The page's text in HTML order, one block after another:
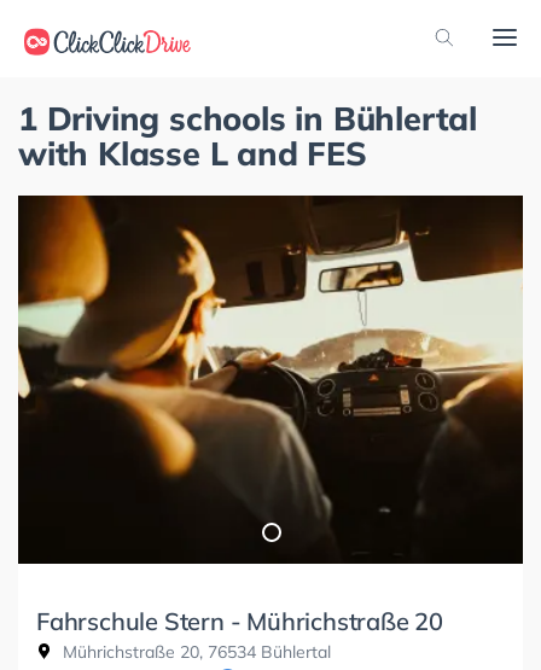
1 Driving schools in Bühlertal
with Klasse L and FES
Fahrschule Stern - Mührichstraße 20
Mührichstraße 20, 76534 Bühlertal